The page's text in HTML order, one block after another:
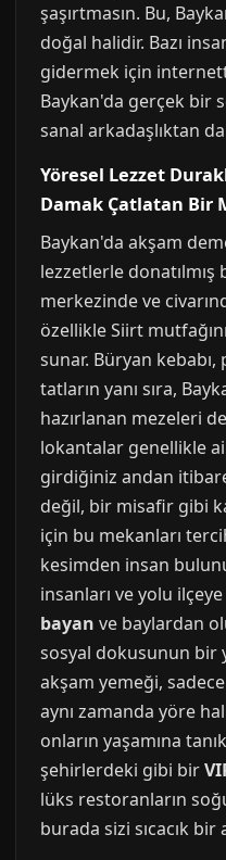
şaşırtmasın. Bu,
doğal halidir. Bazı
gidermek için
Baykan'da gerçek bir
sanal arkadaşlıktan
Yöresel Lezzet
Damak Çatlatan Bir
Baykan'da akşam
lezzetlerle
merkezinde ve
özellikle Siirt
sunar. Büryan
tatların yanı sıra,
hazırlanan mezeleri
lokantalar genellikle
girdiğiniz andan
değil, bir misafir gibi
için bu mekanları
kesimden insan
insanları ve yolu
bayan ve baylardan
sosyal dokusunun bir
akşam yemeği,
aynı zamanda yöre
onların yaşamına
şehirlerdeki gibi bir
lüks restoranların
burada sizi sıcacık bir